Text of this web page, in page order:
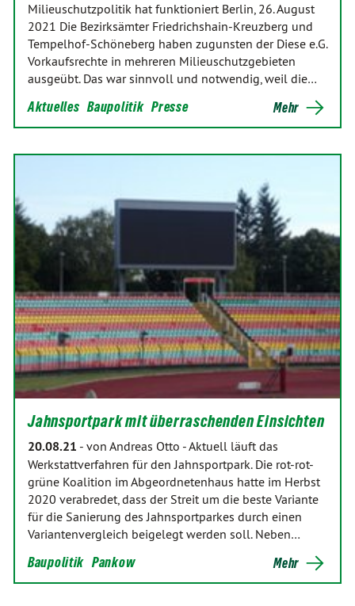
Milieuschutzpolitik hat funktioniert Berlin, 26. August
2021 Die Bezirksämter Friedrichshain-Kreuzberg und
Tempelhof-Schöneberg haben zugunsten der Diese e.G.
Vorkaufsrechte in mehreren Milieuschutzgebieten
ausgeübt. Das war sinnvoll und notwendig, weil die…
Aktuelles Baupolitik Presse Mehr
Jahnsportpark mit überraschenden Einsichten
20.08.21 - von Andreas Otto -Aktuell läuft das
Werkstattverfahren für den Jahnsportpark. Die rot-rot-
grüne Koalition im Abgeordnetenhaus hatte im Herbst
2020 verabredet, dass der Streit um die beste Variante
für die Sanierung des Jahnsportparkes durch einen
Variantenvergleich beigelegt werden soll. Neben…
Baupolitik Pankow Mehr